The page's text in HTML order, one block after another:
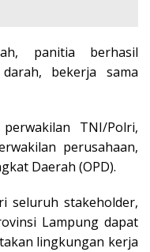
panitia berhasil
bekerja sama
TNI/Polri,
perusahaan,
Daerah (OPD).
seluruh stakeholder,
Lampung dapat
lingkungan kerja